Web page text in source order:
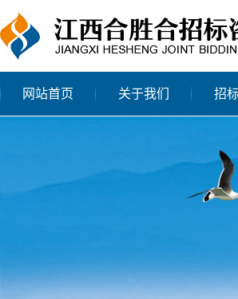
网站首页 关于我们 招